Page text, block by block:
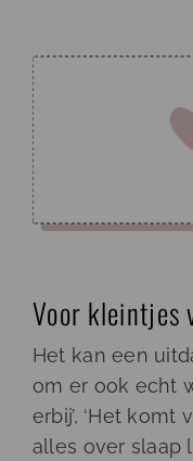
Voor kleintjes
Het kan een
om er ook echt
erbij’, ‘Het
alles over slaap